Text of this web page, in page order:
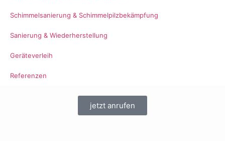
Schimmelsanierung & Schimmelpilzbekämpfung
Sanierung & Wiederherstellung
Geräteverleih
Referenzen
jetzt anrufen